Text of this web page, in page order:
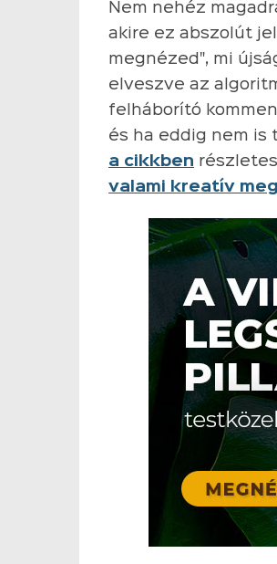
Nem nehéz
akire ez abszolút
megnézed", mi
elveszve az
felháborító
és ha eddig nem is
a cikkben
valami kreatív